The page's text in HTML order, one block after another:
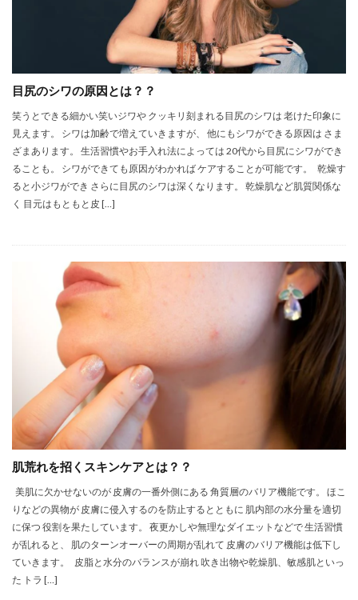
目尻のシワの原因とは？？
笑うとできる細かい笑いジワや クッキリ刻まれる目尻のシワは 老けた印象に
見えます。 シワは加齢で増えていきますが、 他にもシワができる原因は さま
ざまあります。 生活習慣やお手入れ法によっては 20代から目尻にシワができ
ることも。 シワができても原因がわかれば ケアすることが可能です。 乾燥す
ると小ジワができ さらに目尻のシワは深くなります。 乾燥肌など肌質関係な
く 目元はもともと皮 […]
肌荒れを招くスキンケアとは？？
美肌に欠かせないのが 皮膚の一番外側にある 角質層のバリア機能です。 ほこ
りなどの異物が 皮膚に侵入するのを防止するとともに 肌内部の水分量を適切
に保つ 役割を果たしています。 夜更かしや無理なダイエットなどで 生活習慣
が乱れると、 肌のターンオーバーの周期が乱れて 皮膚のバリア機能は低下し
ていきます。 皮脂と水分のバランスが崩れ 吹き出物や乾燥肌、敏感肌といっ
た トラ […]